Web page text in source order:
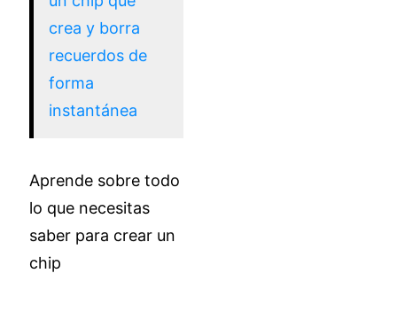
crea y borra
recuerdos de
forma
instantánea
Aprende sobre todo
lo que necesitas
saber para crear un
chip